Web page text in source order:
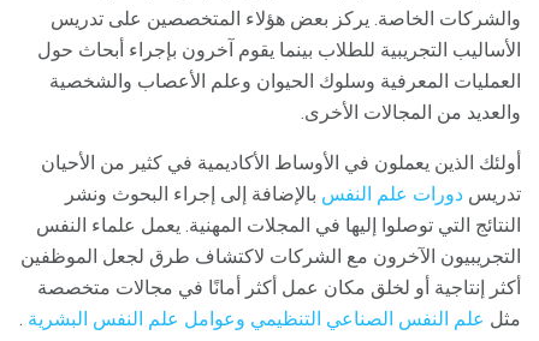
والشركات الخاصة. يركز بعض هؤلاء المتخصصين على تدريس
الأساليب التجريبية للطلاب بينما يقوم آخرون بإجراء أبحاث حول
العمليات المعرفية وسلوك الحيوان وعلم الأعصاب والشخصية
والعديد من المجالات الأخرى.
أولئك الذين يعملون في الأوساط الأكاديمية في كثير من الأحيان
تدريس دورات علم النفس بالإضافة إلى إجراء البحوث ونشر
النتائج التي توصلوا إليها في المجلات المهنية. يعمل علماء النفس
التجريبيون الآخرون مع الشركات لاكتشاف طرق لجعل الموظفين
أكثر إنتاجية أو لخلق مكان عمل أكثر أمانًا في مجالات متخصصة
مثل علم النفس الصناعي التنظيمي وعوامل علم النفس البشرية .